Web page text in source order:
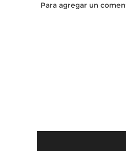
Para agregar un